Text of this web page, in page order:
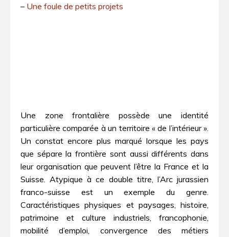
– Une foule de petits projets
Une zone frontalière possède une identité
particulière comparée à un territoire « de l’intérieur ».
Un constat encore plus marqué lorsque les pays
que sépare la frontière sont aussi différents dans
leur organisation que peuvent l’être la France et la
Suisse. Atypique à ce double titre, l’Arc jurassien
franco-suisse est un exemple du genre.
Caractéristiques physiques et paysages, histoire,
patrimoine et culture industriels, francophonie,
mobilité d’emploi, convergence des métiers